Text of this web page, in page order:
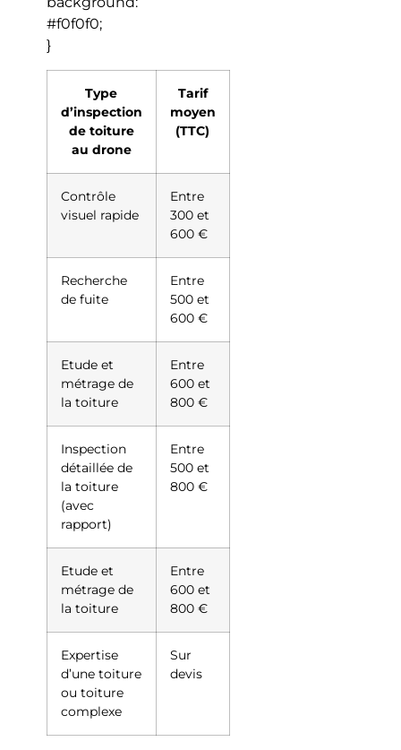
#f0f0f0;
}
Type
d’inspection
de toiture
au drone
Tarif
moyen
(TTC)
Contrôle
visuel rapide
Entre
300 et
600 €
Recherche
de fuite
Entre
500 et
600 €
Etude et
métrage de
la toiture
Entre
600 et
800 €
Inspection
détaillée de
la toiture
(avec
rapport)
Entre
500 et
800 €
Etude et
métrage de
la toiture
Entre
600 et
800 €
Expertise
d’une toiture
ou toiture
complexe
Sur
devis